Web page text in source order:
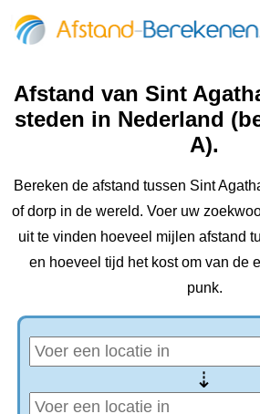
Afstand van Sint
steden in Nederland
A).
Bereken de afstand tussen Sint
of dorp in de wereld. Voer uw
uit te vinden hoeveel mijlen afstand
en hoeveel tijd het kost om van de
punk.
⇢